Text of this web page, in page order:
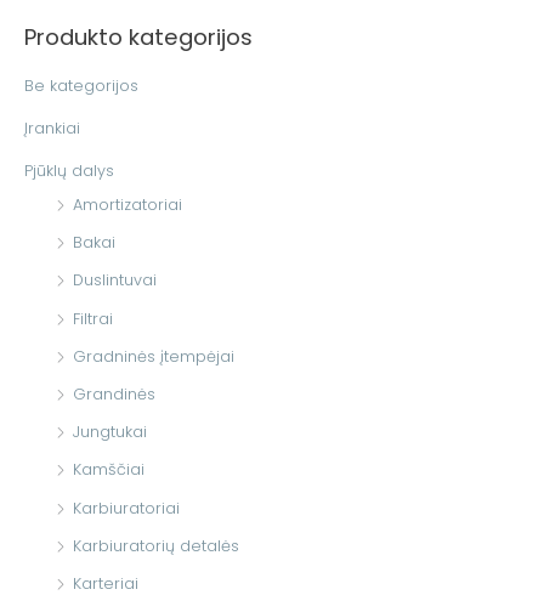
k
i
Produkto kategorijos
Be kategorijos
Įrankiai
Pjūklų dalys
Amortizatoriai
Bakai
Duslintuvai
Filtrai
Gradninės įtempėjai
Grandinės
Jungtukai
Kamščiai
Karbiuratoriai
Karbiuratorių detalės
Karteriai